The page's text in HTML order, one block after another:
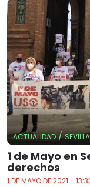
ACTUALIDAD/SEVILLA
1 de Mayo en
derechos
1 DE MAYO DE 2021 -